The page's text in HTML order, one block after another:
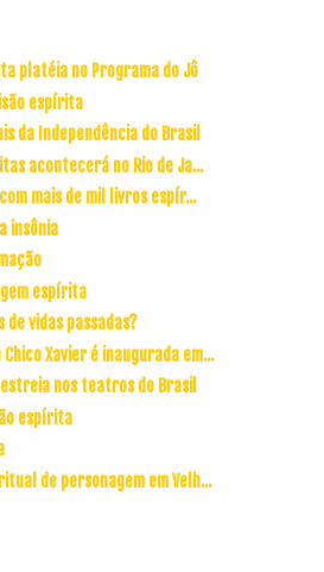
platéia no Programa do Jô
espírita
da Independência do Brasil
acontecerá no Rio de Ja...
mais de mil livros espír...
insônia
espírita
de vidas passadas?
Xavier é inaugurada em...
estreia nos teatros do Brasil
espírita
de personagem em Velh...